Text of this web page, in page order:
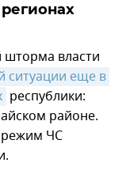
шторма власти
ситуации еще в
республики:
районе.
ЧС